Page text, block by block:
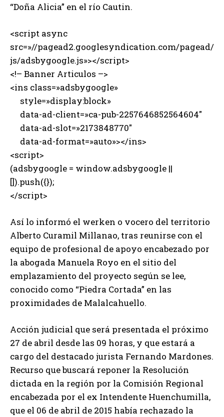
“Doña Alicia” en el río Cautin.
<script async
src=»//pagead2.googlesyndication.com/pagead/
js/adsbygoogle.js»></script>
<!– Banner Articulos –>
<ins class=»adsbygoogle»
style=»display:block»
data-ad-client=»ca-pub-2257646852564604″
data-ad-slot=»2173848770″
data-ad-format=»auto»></ins>
<script>
(adsbygoogle = window.adsbygoogle ||
[]).push({});
</script>
Así lo informó el werken o vocero del territorio
Alberto Curamil Millanao, tras reunirse con el
equipo de profesional de apoyo encabezado por
la abogada Manuela Royo en el sitio del
emplazamiento del proyecto según se lee,
conocido como “Piedra Cortada” en las
proximidades de Malalcahuello.
Acción judicial que será presentada el próximo
27 de abril desde las 09 horas, y que estará a
cargo del destacado jurista Fernando Mardones.
Recurso que buscará reponer la Resolución
dictada en la región por la Comisión Regional
encabezada por el ex Intendente Huenchumilla,
que el 06 de abril de 2015 había rechazado la